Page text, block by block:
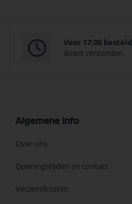
Voor 17:00 besteld
direct verzonden
Algemene Info
Over ons
Openingstijden en contact
Verzendkosten